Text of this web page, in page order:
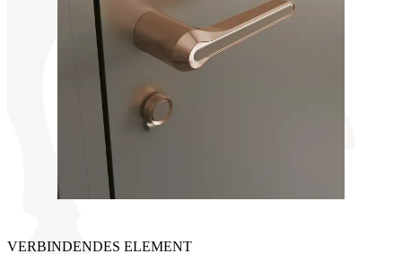
VERBINDENDES ELEMENT